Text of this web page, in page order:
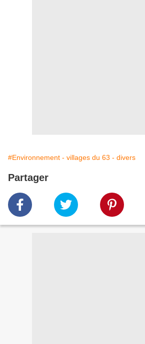
#Environnement - villages du 63 - divers
Partager